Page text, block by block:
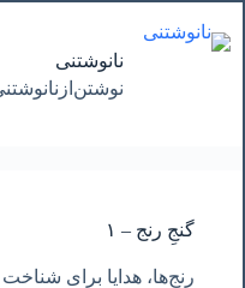
به
محتوا
نانوشتنی
گنجِ رنج – ۱
رنج‌ها، هدایا برای